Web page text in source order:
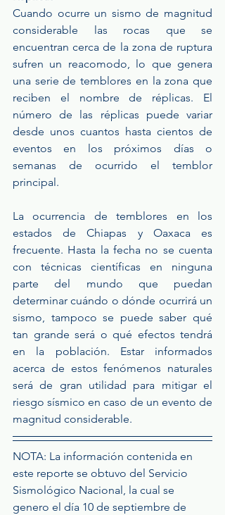
Cuando ocurre un sismo de magnitud
considerable las rocas que se
encuentran cerca de la zona de ruptura
sufren un reacomodo, lo que genera
una serie de temblores en la zona que
reciben el nombre de réplicas. El
número de las réplicas puede variar
desde unos cuantos hasta cientos de
eventos en los próximos días o
semanas de ocurrido el temblor
principal.
La ocurrencia de temblores en los
estados de Chiapas y Oaxaca es
frecuente. Hasta la fecha no se cuenta
con técnicas científicas en ninguna
parte del mundo que puedan
determinar cuándo o dónde ocurrirá un
sismo, tampoco se puede saber qué
tan grande será o qué efectos tendrá
en la población. Estar informados
acerca de estos fenómenos naturales
será de gran utilidad para mitigar el
riesgo sísmico en caso de un evento de
magnitud considerable.
NOTA: La información contenida en
este reporte se obtuvo del Servicio
Sismológico Nacional, la cual se
genero el día 10 de septiembre de